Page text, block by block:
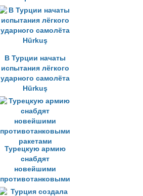
В Турции начаты
испытания лёгкого
ударного самолёта
Hürkuş
Турецкую армию
снабдят
новейшими
противотанковыми
ракетами